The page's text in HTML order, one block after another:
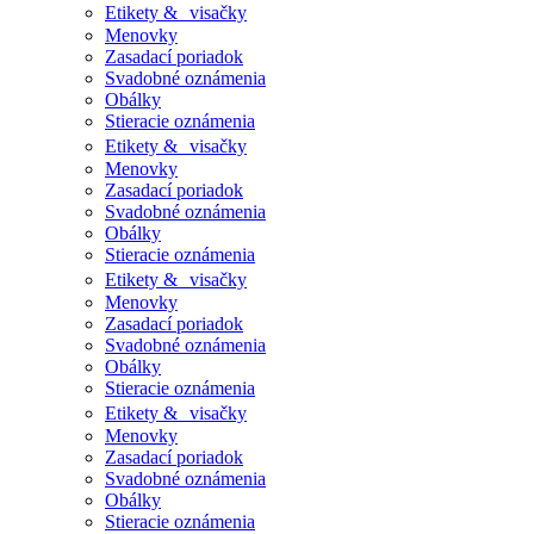
Etikety & visačky
Menovky
Zasadací poriadok
Svadobné oznámenia
Obálky
Stieracie oznámenia
Etikety & visačky
Menovky
Zasadací poriadok
Svadobné oznámenia
Obálky
Stieracie oznámenia
Etikety & visačky
Menovky
Zasadací poriadok
Svadobné oznámenia
Obálky
Stieracie oznámenia
Etikety & visačky
Menovky
Zasadací poriadok
Svadobné oznámenia
Obálky
Stieracie oznámenia